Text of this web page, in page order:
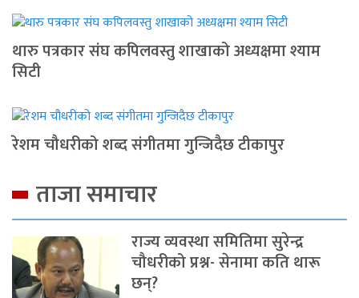
थारु पत्रकार संघ कपिलवस्तु शाखाको अध्यक्षमा श्याम
सिटी
रेशम चौधरीको शब्द संगीतमा गुन्जिदैछ टीकापुर
ताजा समाचार
राज्य व्यवस्था समितिमा सुरेन्द्र
चौधरीको प्रश्न- सेनामा कति थारू
छन्?